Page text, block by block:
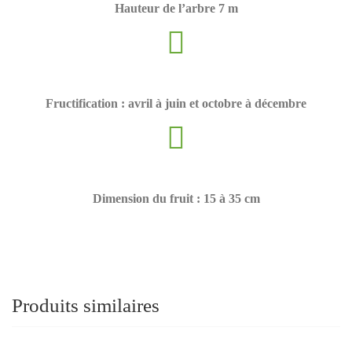
Hauteur de l’arbre 7 m
Fructification : avril à juin et octobre à décembre
Dimension du fruit : 15 à 35 cm
Produits similaires